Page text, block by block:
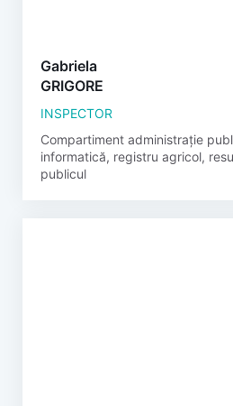
Gabriela
GRIGORE
INSPECTOR
Compartiment administrație
informatică, registru agricol,
publicul